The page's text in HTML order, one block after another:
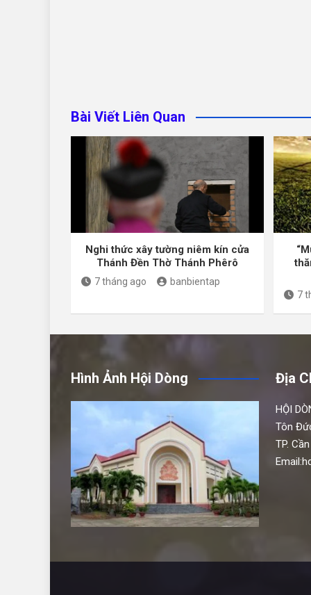
Bài Viết Liên Quan
Nghi thức xây tường niêm kín cửa
Thánh Đền Thờ Thánh Phêrô
7 tháng ago banbientap
7
Hình Ảnh Hội Dòng Địa
HỘI
Tôn
TP.